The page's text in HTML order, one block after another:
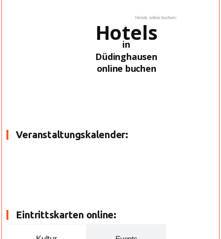
Hotels online buchen:
Hotels
in
Düdinghausen
online buchen
Veranstaltungskalender:
Eintrittskarten online: